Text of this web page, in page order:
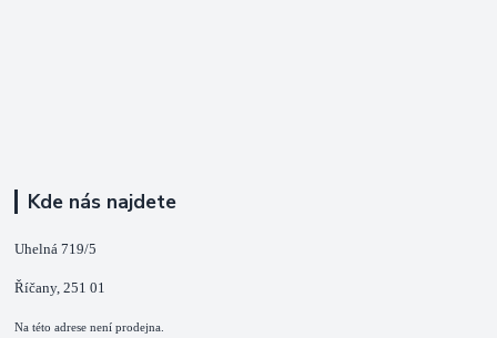
Kde nás najdete
Uhelná 719/5
Říčany, 251 01
Na této adrese není prodejna.